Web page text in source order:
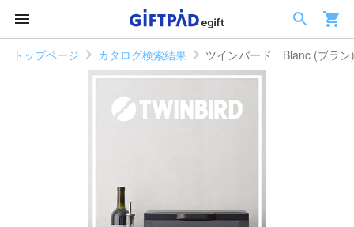
トップページ カタログ検索結果 ツインバード Blanc (ブラン